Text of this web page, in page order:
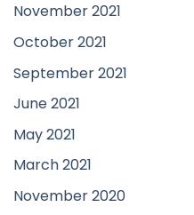
November 2021
October 2021
September 2021
June 2021
May 2021
March 2021
November 2020